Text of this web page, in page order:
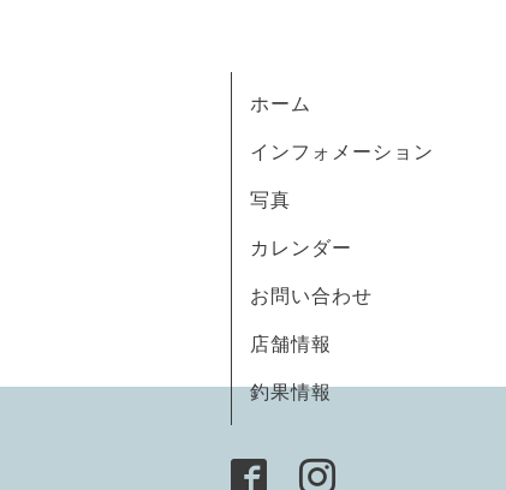
ホーム
インフォメーション
写真
カレンダー
お問い合わせ
店舗情報
釣果情報